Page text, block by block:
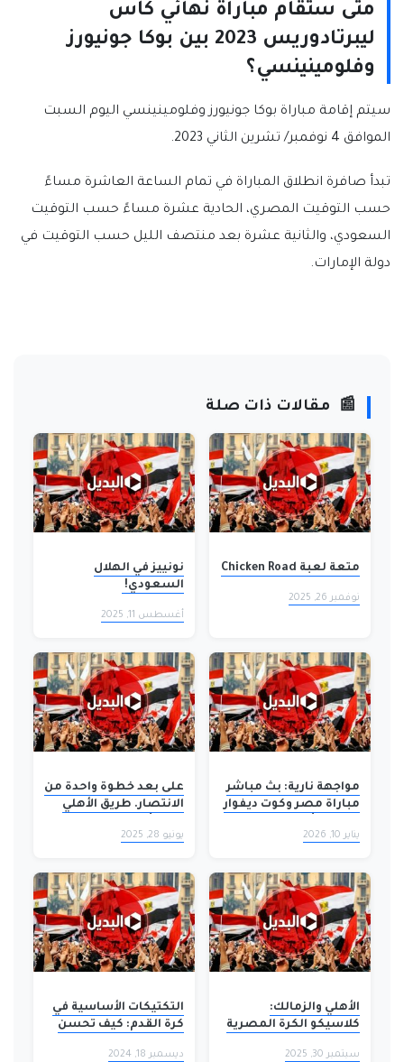
متى ستقام مباراة نهائي كأس
ليبرتادوريس 2023 بين بوكا جونيورز
وفلومينينسي؟
سيتم إقامة مباراة بوكا جونيورز وفلومينينسي اليوم السبت
الموافق 4 نوفمبر/ تشرين الثاني 2023.
تبدأ صافرة انطلاق المباراة في تمام الساعة العاشرة مساءً
حسب التوقيت المصري، الحادية عشرة مساءً حسب التوقيت
السعودي، والثانية عشرة بعد منتصف الليل حسب التوقيت في
دولة الإمارات.
📰 مقالات ذات صلة
متعة لعبة Chicken Road
نوفمبر 26, 2025
نونييز في الهلال
السعودي!
أغسطس 11, 2025
مواجهة نارية: بث مباشر
مباراة مصر وكوت ديفوار
يناير 10, 2026
على بعد خطوة واحدة من
الانتصار. طريق الأهلي
يونيو 28, 2025
الأهلي والزمالك:
كلاسيكو الكرة المصرية
سبتمبر 30, 2025
التكتيكات الأساسية في
كرة القدم: كيف تحسن
ديسمبر 18, 2024